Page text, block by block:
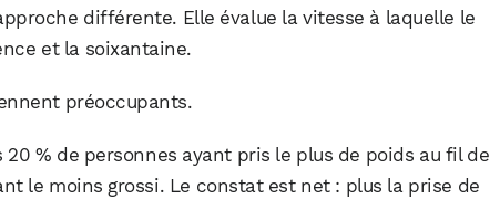
différente. Elle évalue la vitesse à laquelle le
et la soixantaine.
préoccupants.
% de personnes ayant pris le plus de poids au fil de
le moins grossi. Le constat est net : plus la prise de